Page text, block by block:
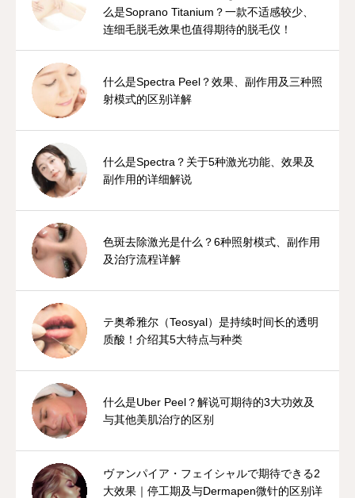
么是Soprano Titanium？一款不适感较少、
连细毛脱毛效果也值得期待的脱毛仪！
什么是Spectra Peel？效果、副作用及三种照
射模式的区别详解
什么是Spectra？关于5种激光功能、效果及
副作用的详细解说
色斑去除激光是什么？6种照射模式、副作用
及治疗流程详解
テ奥希雅尔（Teosyal）是持续时间长的透明
质酸！介绍其5大特点与种类
什么是Uber Peel？解说可期待的3大功效及
与其他美肌治疗的区别
ヴァンパイア・フェイシャルで期待できる2
大效果｜停工期及与Dermapen微针的区别详